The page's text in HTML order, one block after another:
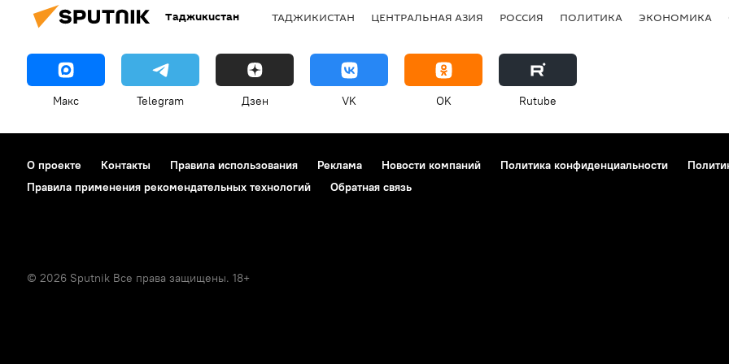
Таджикистан ТАДЖИКИСТАН ЦЕНТРАЛЬНАЯ АЗИЯ РОССИЯ ПОЛИТИКА ЭКОНОМИКА
Макс Telegram Дзен VK OK Rutube
О проекте Контакты Правила использования Реклама Новости компаний Политика конфиденциальности
Правила применения рекомендательных технологий
Обратная связь
© 2026 Sputnik Все права защищены. 18+